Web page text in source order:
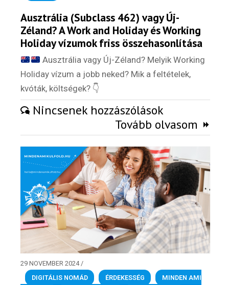
Ausztrália (Subclass 462) vagy Új-
Zéland? A Work and Holiday és Working
Holiday vízumok friss összehasonlítása
Ausztrália vagy Új-Zéland? Melyik Working
Holiday vízum a jobb neked? Mik a feltételek,
kvóták, költségek? 👇
Nincsenek hozzászólások
Tovább olvasom
29 NOVEMBER 2024/
DIGITÁLIS NOMÁD
, ÉRDEKESSÉG ,
MINDEN AMI